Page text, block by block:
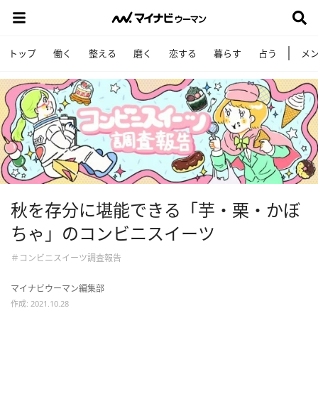
トップ 働く 整える 磨く 恋する 暮らす 占う メ
秋を存分に堪能できる「芋・栗・かぼ
ちゃ」のコンビニスイーツ
＃コンビニスイーツ調査報告
マイナビウーマン編集部
作成: 2021.10.28